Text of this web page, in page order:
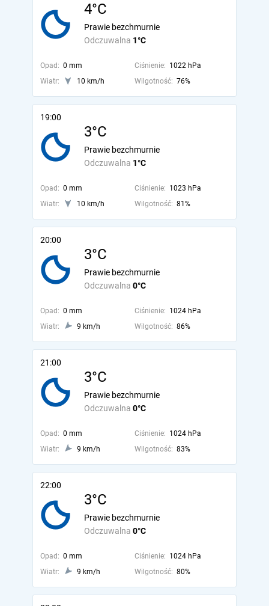
4°C
Odczuwalna 1°C
Prawie bezchmurnie
Opad: 0 mm Ciśnienie: 1022 hPa
Wiatr:
10 km/h Wilgotność: 76%
19:00
3°C
Odczuwalna 1°C
Prawie bezchmurnie
Opad: 0 mm Ciśnienie: 1023 hPa
Wiatr:
10 km/h Wilgotność: 81%
20:00
3°C
Odczuwalna 0°C
Prawie bezchmurnie
Opad: 0 mm Ciśnienie: 1024 hPa
Wiatr:
9 km/h Wilgotność: 86%
21:00
3°C
Odczuwalna 0°C
Prawie bezchmurnie
Opad: 0 mm Ciśnienie: 1024 hPa
Wiatr:
9 km/h Wilgotność: 83%
22:00
3°C
Odczuwalna 0°C
Prawie bezchmurnie
Opad: 0 mm Ciśnienie: 1024 hPa
Wiatr:
9 km/h Wilgotność: 80%